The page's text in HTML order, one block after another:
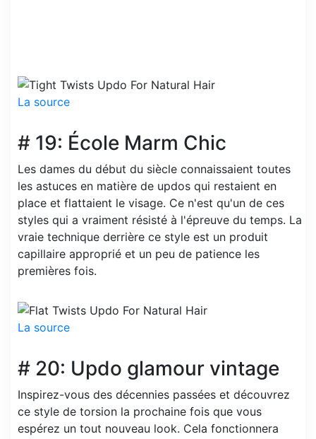
La source
# 19: École Marm Chic
Les dames du début du siècle connaissaient toutes
les astuces en matière de updos qui restaient en
place et flattaient le visage. Ce n'est qu'un de ces
styles qui a vraiment résisté à l'épreuve du temps. La
vraie technique derrière ce style est un produit
capillaire approprié et un peu de patience les
premières fois.
La source
# 20: Updo glamour vintage
Inspirez-vous des décennies passées et découvrez
ce style de torsion la prochaine fois que vous
espérez un tout nouveau look. Cela fonctionnera